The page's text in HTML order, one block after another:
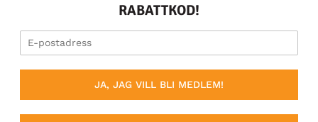
RABATTKOD!
JA, JAG VILL BLI MEDLEM!